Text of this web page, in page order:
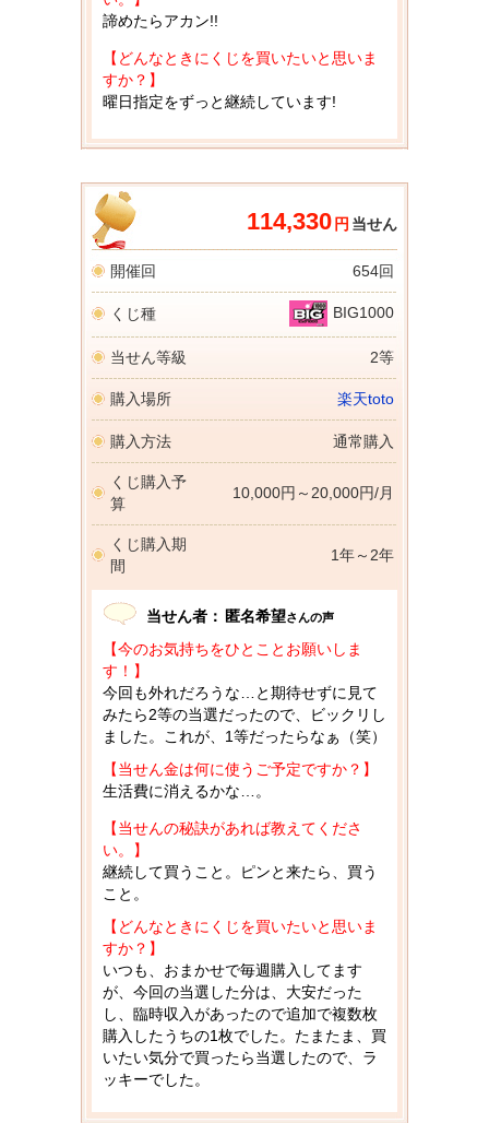
諦めたらアカン!!
【どんなときにくじを買いたいと思いま
すか？】
曜日指定をずっと継続しています!
114,330 円 当せん
開催回 654回
くじ種 BIG1000
当せん等級 2等
購入場所 楽天toto
購入方法 通常購入
くじ購入予
算
10,000円～20,000円/月
くじ購入期
間
1年～2年
当せん者： 匿名希望さんの声
【今のお気持ちをひとことお願いしま
す！】
今回も外れだろうな…と期待せずに見て
みたら2等の当選だったので、ビックリし
ました。これが、1等だったらなぁ（笑）
【当せん金は何に使うご予定ですか？】
生活費に消えるかな…。
【当せんの秘訣があれば教えてくださ
い。】
継続して買うこと。ピンと来たら、買う
こと。
【どんなときにくじを買いたいと思いま
すか？】
いつも、おまかせで毎週購入してます
が、今回の当選した分は、大安だった
し、臨時収入があったので追加で複数枚
購入したうちの1枚でした。たまたま、買
いたい気分で買ったら当選したので、ラ
ッキーでした。